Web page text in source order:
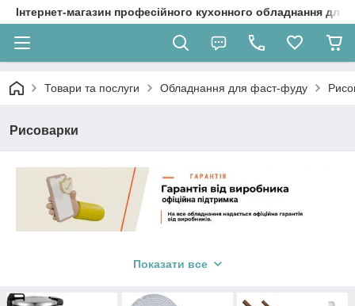
Інтернет-магазин професійного кухонного обладнання
Товари та послуги Обладнання для фаст-фуду
Рисоварки
призначені для використання в ресторанах, кафе та інших
переваг і функцій:
Показати все